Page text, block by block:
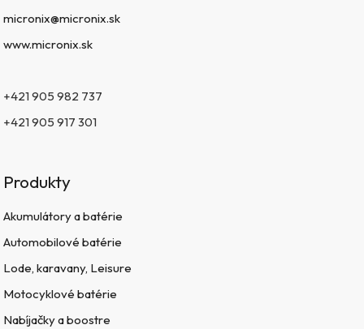
micronix@micronix.sk
www.micronix.sk
+421 905 982 737
+421 905 917 301
Produkty
Akumulátory a batérie
Automobilové batérie
Lode, karavany, Leisure
Motocyklové batérie
Nabíjačky a boostre